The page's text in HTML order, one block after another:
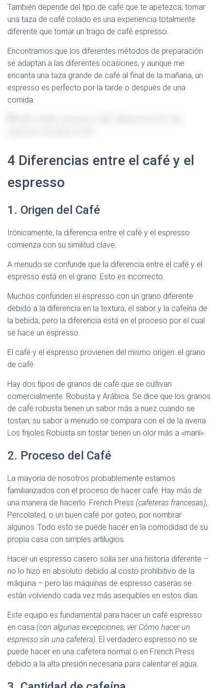
También depende del tipo de café que te apetezca; tomar
una taza de café colado es una experiencia totalmente
diferente que tomar un trago de café espresso.
Encontramos que los diferentes métodos de preparación
se adaptan a las diferentes ocasiones, y aunque me
encanta una taza grande de café al final de la mañana, un
espresso es perfecto por la tarde o después de una
comida.
4 Diferencias entre el café y el
espresso
1. Origen del Café
Irónicamente, la diferencia entre el café y el espresso
comienza con su similitud clave.
A menudo se confunde que la diferencia entre el café y el
espresso está en el grano. Esto es incorrecto.
Muchos confunden el espresso con un grano diferente
debido a la diferencia en la textura, el sabor y la cafeína de
la bebida, pero la diferencia está en el proceso por el cual
se hace un espresso.
El café y el espresso provienen del mismo origen: el grano
de café.
Hay dos tipos de granos de café que se cultivan
comercialmente: Robusta y Arábica. Se dice que los granos
de café robusta tienen un sabor más a nuez cuando se
tostan; su sabor a menudo se compara con el de la avena.
Los frijoles Robusta sin tostar tienen un olor más a «maní».
2. Proceso del Café
La mayoría de nosotros probablemente estamos
familiarizados con el proceso de hacer café. Hay más de
una manera de hacerlo: French Press (cafeteras francesas),
Percolated, o un buen café por goteo, por nombrar
algunos. Todo esto se puede hacer en la comodidad de su
propia casa con simples artilugios.
Hacer un espresso casero solía ser una historia diferente –
no lo hizo en absoluto debido al costo prohibitivo de la
máquina – pero las máquinas de espresso caseras se
están volviendo cada vez más asequibles en estos días.
Este equipo es fundamental para hacer un café espresso
en casa (con algunas excepciones, ver Cómo hacer un
espresso sin una cafetera). El verdadero espresso no se
puede hacer en una cafetera normal o en French Press
debido a la alta presión necesaria para calentar el agua.